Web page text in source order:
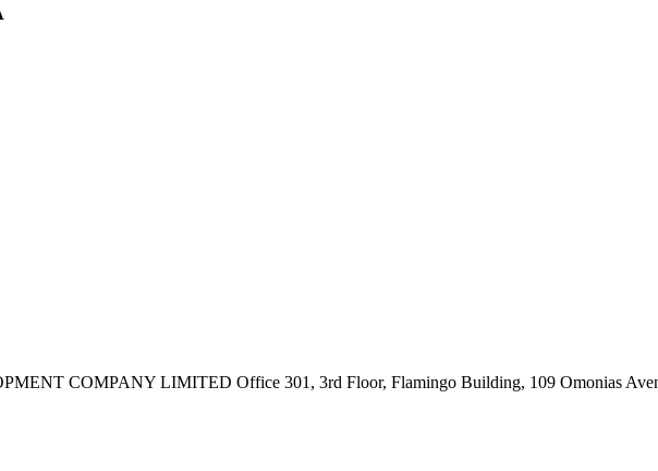
COMPANY LIMITED Office 301, 3rd Floor, Flamingo Building, 109 Omonias